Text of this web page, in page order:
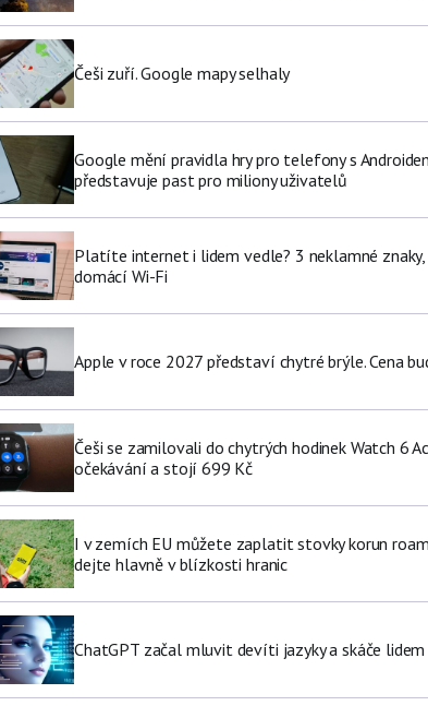
Češi zuří. Google mapy selhaly
Google mění pravidla hry pro telefony s
představuje past pro miliony uživatelů
Platíte internet i lidem vedle? 3 neklamné
domácí Wi-Fi
Apple v roce 2027 představí chytré brýle. Cena
Češi se zamilovali do chytrých hodinek Watch 6
očekávání a stojí 699 Kč
I v zemích EU můžete zaplatit stovky korun
dejte hlavně v blízkosti hranic
ChatGPT začal mluvit devíti jazyky a skáče lidem